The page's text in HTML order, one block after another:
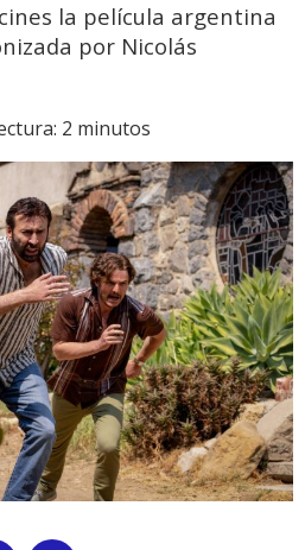
la película argentina
por Nicolás
2 minutos